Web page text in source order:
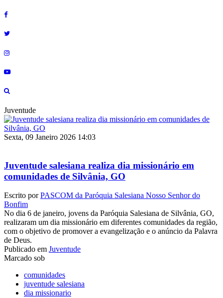
Juventude
Sexta, 09 Janeiro 2026 14:03
Juventude salesiana realiza dia missionário em
comunidades de Silvânia, GO
Escrito porPASCOM da Paróquia Salesiana Nosso Senhor do
Bonfim
No dia 6 de janeiro, jovens da Paróquia Salesiana de Silvânia, GO,
realizaram um dia missionário em diferentes comunidades da região,
com o objetivo de promover a evangelização e o anúncio da Palavra
de Deus.
Publicado em Juventude
Marcado sob
comunidades
juventude salesiana
dia missionario